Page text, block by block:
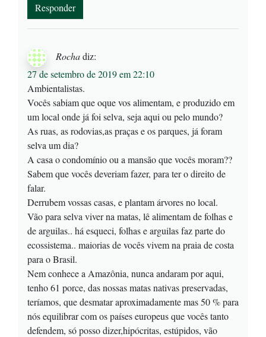
Responder
Rochadiz:
27 de setembro de 2019 em 22:10
Ambientalistas.
Vocês sabiam que oque vos alimentam, e produzido em
um local onde já foi selva, seja aqui ou pelo mundo?
As ruas, as rodovias,as praças e os parques, já foram
selva um dia?
A casa o condomínio ou a mansão que vocês moram??
Sabem que vocês deveriam fazer, para ter o direito de
falar.
Derrubem vossas casas, e plantam árvores no local.
Vão para selva viver na matas, lê alimentam de folhas e
de arguilas.. há esqueci, folhas e arguilas faz parte do
ecossistema.. maiorias de vocês vivem na praia de costa
para o Brasil.
Nem conhece a Amazônia, nunca andaram por aqui,
tenho 61 porce, das nossas matas nativas preservadas,
teríamos, que desmatar aproximadamente mas 50 % para
nós equilibrar com os países europeus que vocês tanto
defendem, só posso dizer,hipócritas, estúpidos, vão